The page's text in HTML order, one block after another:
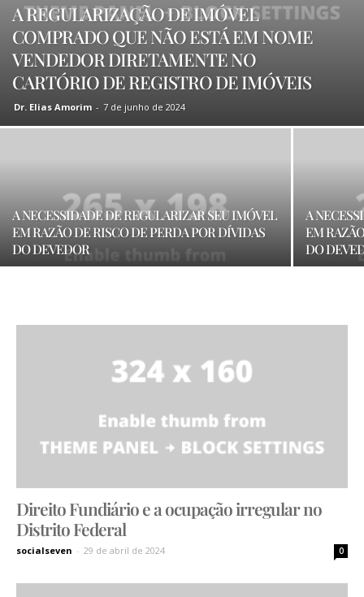
A REGULARIZAÇÃO DE IMÓVEL
COMPRADO QUE NÃO ESTÁ EM NOME
VENDEDOR DIRETAMENTE NO
CARTÓRIO DE REGISTRO DE IMÓVEIS
Dr. Elias Amorim - 7 de junho de 2024
A NECESSIDADE DE REGULARIZAR SEU IMÓVEL
EM RAZÃO DE RISCO DE PERDA POR DÍVIDAS
DO DEVEDOR
A
EM
DO
Direito Fundiário e a ocupação irregular no
Distrito Federal
socialseven - 29 de abril de 2024 0